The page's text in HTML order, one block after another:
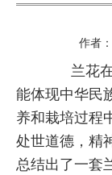
作者
兰花在
能体现中华民
养和栽培过程
处世道德，精
总结出了一套